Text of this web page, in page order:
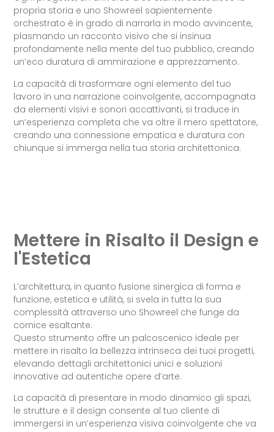
propria storia e uno Showreel sapientemente
orchestrato è in grado di narrarla in modo avvincente,
plasmando un racconto visivo che si insinua
profondamente nella mente del tuo pubblico, creando
un’eco duratura di ammirazione e apprezzamento.
La capacità di trasformare ogni elemento del tuo
lavoro in una narrazione coinvolgente, accompagnata
da elementi visivi e sonori accattivanti, si traduce in
un’esperienza completa che va oltre il mero spettatore,
creando una connessione empatica e duratura con
chiunque si immerga nella tua storia architettonica.
Mettere in Risalto il Design e
l'Estetica
L’architettura, in quanto fusione sinergica di forma e
funzione, estetica e utilità, si svela in tutta la sua
complessità attraverso uno Showreel che funge da
cornice esaltante.
Questo strumento offre un palcoscenico ideale per
mettere in risalto la bellezza intrinseca dei tuoi progetti,
elevando dettagli architettonici unici e soluzioni
innovative ad autentiche opere d’arte.
La capacità di presentare in modo dinamico gli spazi,
le strutture e il design consente al tuo cliente di
immergersi in un’esperienza visiva coinvolgente che va